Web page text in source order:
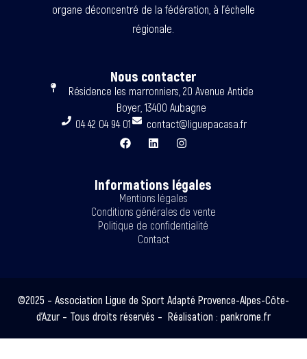
organe déconcentré de la fédération, à l’échelle
régionale.
Nous contacter
Résidence les marronniers, 20 Avenue Antide
Boyer, 13400 Aubagne
04 42 04 94 01
contact@liguepacasa.fr
Informations légales
Mentions légales
Conditions générales de vente
Politique de confidentialité
Contact
©2025 – Association Ligue de Sport Adapté Provence-Alpes-Côte-
d’Azur – Tous droits réservés – Réalisation : pankrome.fr